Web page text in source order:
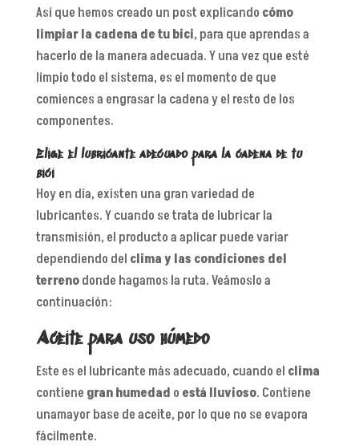
Así que hemos creado un post explicando cómo
limpiar la cadena de tu bici, para que aprendas a
hacerlo de la manera adecuada. Y una vez que esté
limpio todo el sistema, es el momento de que
comiences a engrasar la cadena y el resto de los
componentes.
Elige el lubricante adecuado para la cadena de tu
bici
Hoy en día, existen una gran variedad de
lubricantes. Y cuando se trata de lubricar la
transmisión, el producto a aplicar puede variar
dependiendo del clima y las condiciones del
terrenodonde hagamos la ruta. Veámoslo a
continuación:
Aceite para uso húmedo
Este es el lubricante más adecuado, cuando el clima
contiene gran humedad o está lluvioso. Contiene
unamayor base de aceite, por lo que no se evapora
fácilmente.